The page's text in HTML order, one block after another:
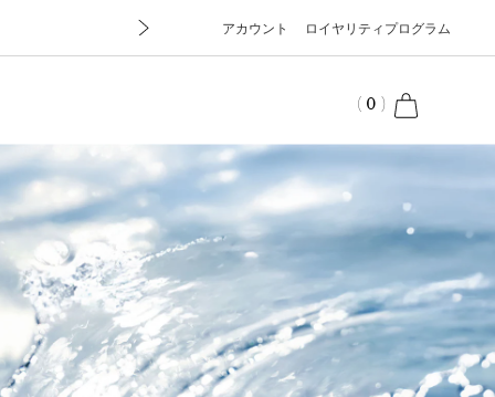
アカウント ロイヤリティプログラム
cart
( 0 )